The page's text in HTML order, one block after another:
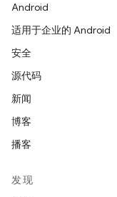
Android
适用于企业的 Android
安全
源代码
新闻
博客
播客
发现